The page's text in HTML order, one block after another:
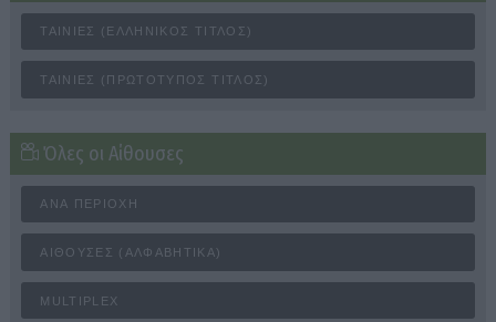
ΤΑΙΝΊΕΣ (ΕΛΛΗΝΙΚΌΣ ΤΊΤΛΟΣ)
ΤΑΙΝΊΕΣ (ΠΡΩΤΌΤΥΠΟΣ ΤΊΤΛΟΣ)
Όλες οι Αίθουσες
ΑΝΆ ΠΕΡΙΟΧΉ
ΑΊΘΟΥΣΕΣ (ΑΛΦΑΒΗΤΙΚΆ)
MULTIPLEX